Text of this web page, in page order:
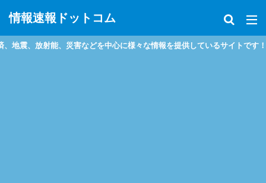
情報速報ドットコム
などを中心に様々な情報を提供しているサイトです！